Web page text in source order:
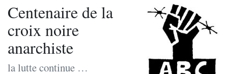
Centenaire de la
croix noire
anarchiste
la lutte continue …